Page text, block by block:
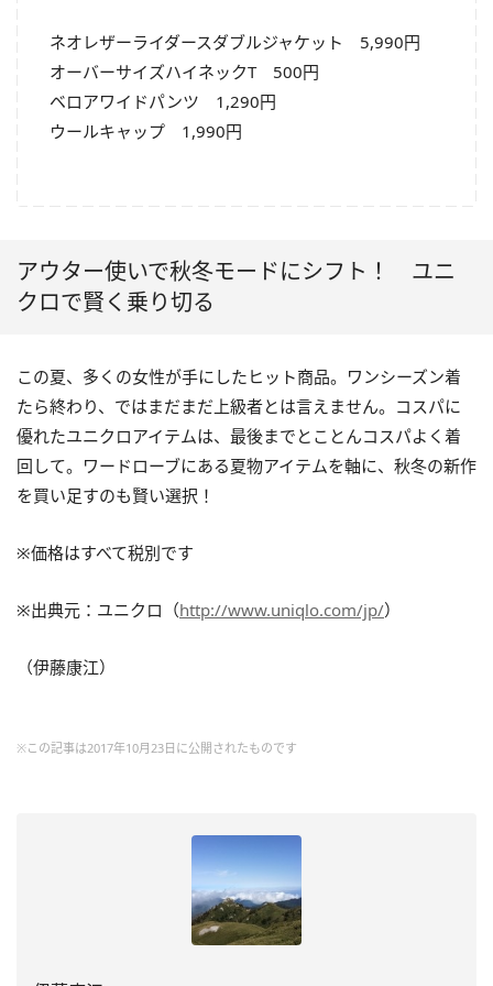
ネオレザーライダースダブルジャケット 5,990円
オーバーサイズハイネックT 500円
ベロアワイドパンツ 1,290円
ウールキャップ 1,990円
アウター使いで秋冬モードにシフト！ ユニ
クロで賢く乗り切る
この夏、多くの女性が手にしたヒット商品。ワンシーズン着
たら終わり、ではまだまだ上級者とは言えません。コスパに
優れたユニクロアイテムは、最後までとことんコスパよく着
回して。ワードローブにある夏物アイテムを軸に、秋冬の新作
を買い足すのも賢い選択！
※価格はすべて税別です
※出典元：ユニクロ（http://www.uniqlo.com/jp/）
（伊藤康江）
※この記事は2017年10月23日に公開されたものです